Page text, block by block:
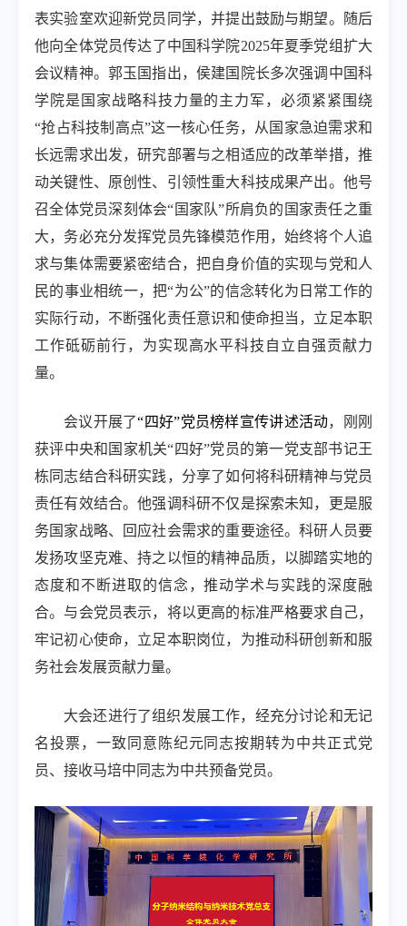
表实验室欢迎新党员同学，并提出鼓励与期望。随后
他向全体党员传达了中国科学院2025年夏季党组扩大
会议精神。郭玉国指出，侯建国院长多次强调中国科
学院是国家战略科技力量的主力军，必须紧紧围绕
“抢占科技制高点”这一核心任务，从国家急迫需求和
长远需求出发，研究部署与之相适应的改革举措，推
动关键性、原创性、引领性重大科技成果产出。他号
召全体党员深刻体会“国家队”所肩负的国家责任之重
大，务必充分发挥党员先锋模范作用，始终将个人追
求与集体需要紧密结合，把自身价值的实现与党和人
民的事业相统一，把“为公”的信念转化为日常工作的
实际行动，不断强化责任意识和使命担当，立足本职
工作砥砺前行，为实现高水平科技自立自强贡献力
量。
会议开展了“四好”党员榜样宣传讲述活动，刚刚
获评中央和国家机关“四好”党员的第一党支部书记王
栋同志结合科研实践，分享了如何将科研精神与党员
责任有效结合。他强调科研不仅是探索未知，更是服
务国家战略、回应社会需求的重要途径。科研人员要
发扬攻坚克难、持之以恒的精神品质，以脚踏实地的
态度和不断进取的信念，推动学术与实践的深度融
合。与会党员表示，将以更高的标准严格要求自己，
牢记初心使命，立足本职岗位，为推动科研创新和服
务社会发展贡献力量。
大会还进行了组织发展工作，经充分讨论和无记
名投票，一致同意陈纪元同志按期转为中共正式党
员、接收马培中同志为中共预备党员。